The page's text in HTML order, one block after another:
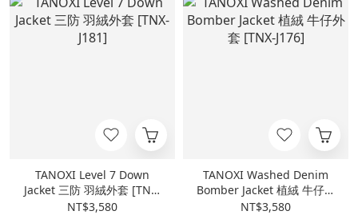
TANOXI Level 7 Down
Jacket 三防 羽絨外套 [TNX-
J181]
NT$3,580
TANOXI Washed Denim
Bomber Jacket 植絨 牛仔外
套 [TNX-J176]
NT$3,580